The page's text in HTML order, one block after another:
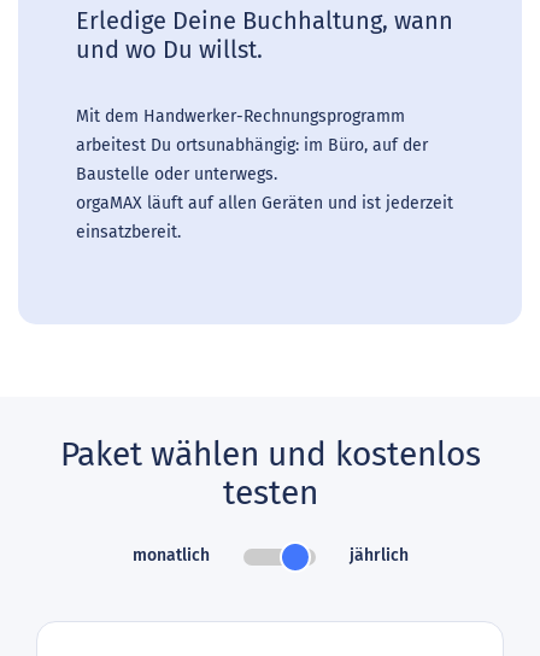
Erledige Deine Buchhaltung, wann
und wo Du willst.
Mit dem Handwerker-Rechnungsprogramm
arbeitest Du ortsunabhängig: im Büro, auf der
Baustelle oder unterwegs.
orgaMAX läuft auf allen Geräten und ist jederzeit
einsatzbereit.
Paket wählen und kostenlos
testen
monatlich jährlich